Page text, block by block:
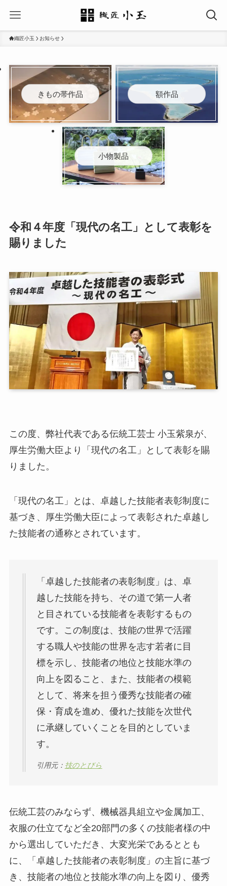
織匠小玉 お知らせ
きもの帯作品 額作品
小物製品
令和４年度「現代の名工」として表彰を
賜りました
この度、弊社代表である伝統工芸士 小玉紫泉が、
厚生労働大臣より「現代の名工」として表彰を賜
りました。
「現代の名工」とは、卓越した技能者表彰制度に
基づき、厚生労働大臣によって表彰された卓越し
た技能者の通称とされています。
「卓越した技能者の表彰制度」は、卓
越した技能を持ち、その道で第一人者
と目されている技能者を表彰するもの
です。この制度は、技能の世界で活躍
する職人や技能の世界を志す若者に目
標を示し、技能者の地位と技能水準の
向上を図ること、また、技能者の模範
として、将来を担う優秀な技能者の確
保・育成を進め、優れた技能を次世代
に承継していくことを目的としていま
す。
引用元： 技のとびら
伝統工芸のみならず、機械器具組立や金属加工、
衣服の仕立てなど全20部門の多くの技能者様の中
から選出していただき、大変光栄であるととも
に、「卓越した技能者の表彰制度」の主旨に基づ
き、技能者の地位と技能水準の向上を図り、優秀